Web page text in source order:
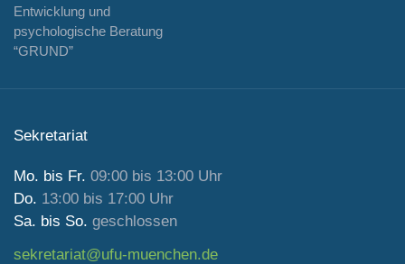
Entwicklung und
psychologische Beratung
“GRUND”
Sekretariat
Mo. bis Fr. 09:00 bis 13:00 Uhr
Do. 13:00 bis 17:00 Uhr
Sa. bis So. geschlossen
sekretariat@ufu-muenchen.de